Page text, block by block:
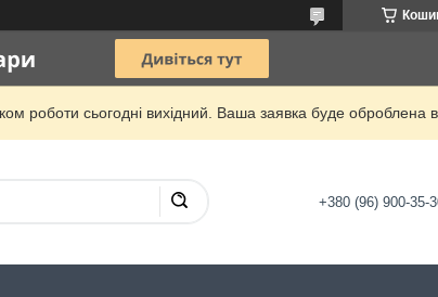
роботи сьогодні вихідний. Ваша заявка буде оброблена
+380 (96) 900-35-